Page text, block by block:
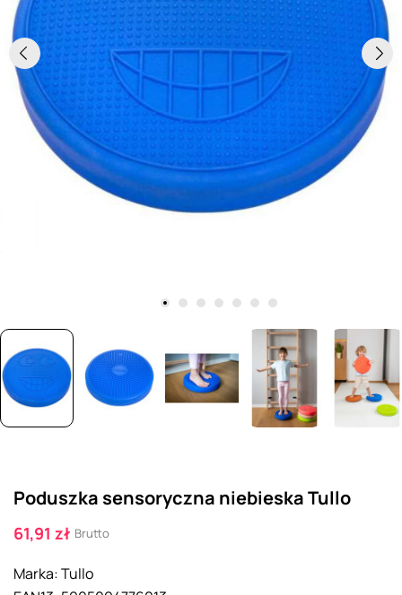
Poduszka sensoryczna niebieska Tullo
61,91 zł Brutto
Marka:Tullo